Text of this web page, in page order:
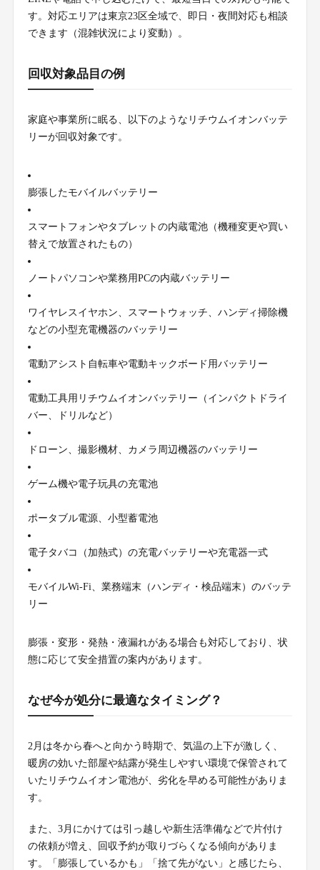
す。対応エリアは東京23区全域で、即日・夜間対応も相談
できます（混雑状況により変動）。
回収対象品目の例
家庭や事業所に眠る、以下のようなリチウムイオンバッテ
リーが回収対象です。
膨張したモバイルバッテリー
スマートフォンやタブレットの内蔵電池（機種変更や買い
替えで放置されたもの）
ノートパソコンや業務用PCの内蔵バッテリー
ワイヤレスイヤホン、スマートウォッチ、ハンディ掃除機
などの小型充電機器のバッテリー
電動アシスト自転車や電動キックボード用バッテリー
電動工具用リチウムイオンバッテリー（インパクトドライ
バー、ドリルなど）
ドローン、撮影機材、カメラ周辺機器のバッテリー
ゲーム機や電子玩具の充電池
ポータブル電源、小型蓄電池
電子タバコ（加熱式）の充電バッテリーや充電器一式
モバイルWi-Fi、業務端末（ハンディ・検品端末）のバッテ
リー
膨張・変形・発熱・液漏れがある場合も対応しており、状
態に応じて安全措置の案内があります。
なぜ今が処分に最適なタイミング？
2月は冬から春へと向かう時期で、気温の上下が激しく、
暖房の効いた部屋や結露が発生しやすい環境で保管されて
いたリチウムイオン電池が、劣化を早める可能性がありま
す。
また、3月にかけては引っ越しや新生活準備などで片付け
の依頼が増え、回収予約が取りづらくなる傾向がありま
す。「膨張しているかも」「捨て先がない」と感じたら、